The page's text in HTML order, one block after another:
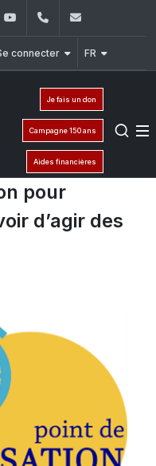
LinkedInYouTube+961 (1) 421 548
connecter FR
Je fais un don
Campagne 150 ans
Aides financières
pour
d’agir des